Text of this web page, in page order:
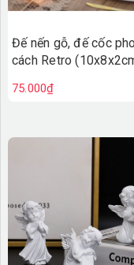
Đế nến gỗ, đế cốc
cách Retro
75.000₫